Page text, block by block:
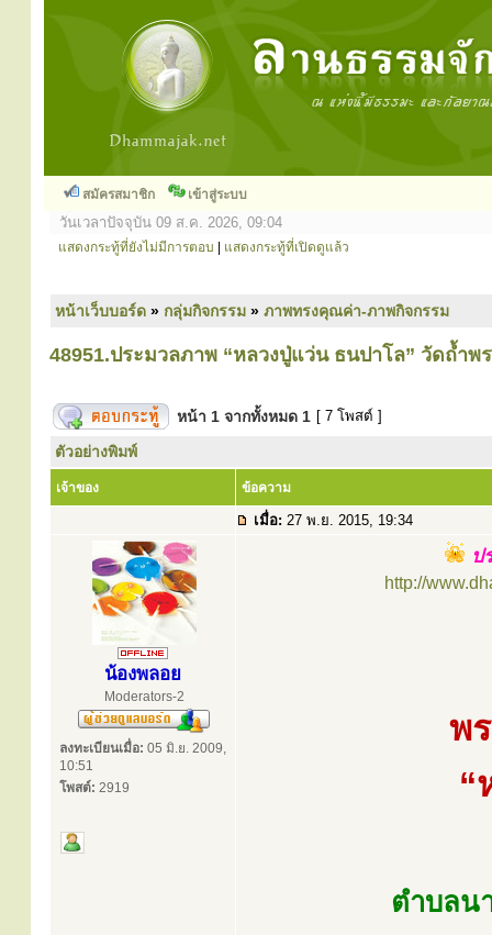
สมัครสมาชิก เข้าสู่ระบบ
วันเวลาปัจจุบัน 09 ส.ค. 2026, 09:04
แสดงกระทู้ที่ยังไม่มีการตอบ แสดงกระทู้ที่เปิดดูแล้ว
หน้าเว็บบอร์ด » กลุ่มกิจกรรม » ภาพทรงคุณค่า-ภาพกิจกรรม
48951.ประมวลภาพ “หลวงปู่แว่น ธนปาโล” วัดถ้ำพ
หน้า 1 จากทั้งหมด 1 [ 7 โพสต์ ]
ตัวอย่างพิมพ์
เจ้าของ ข้อความ
เมื่อ: 27 พ.ย. 2015, 19:34
น้องพลอย
Moderators-2
ลงทะเบียนเมื่อ: 05 มิ.ย. 2009,
10:51
โพสต์: 2919
ป
http://
พ
“
ตำบลน